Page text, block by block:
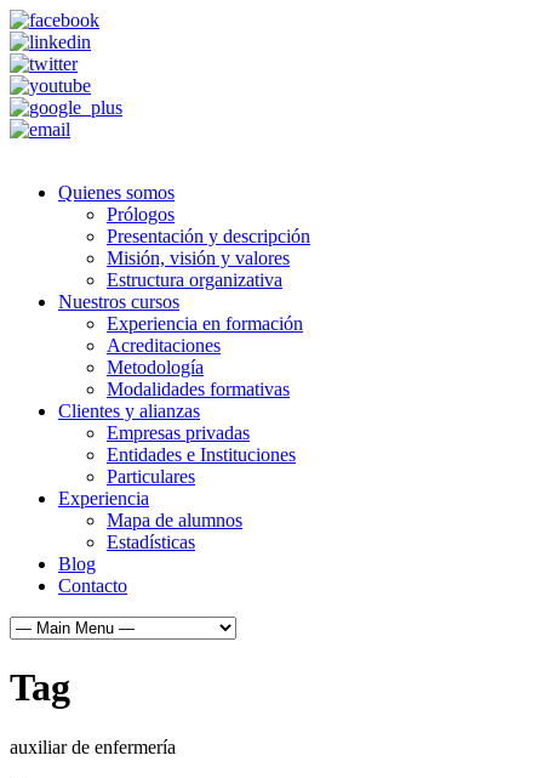
Quienes somos
Prólogos
Presentación y descripción
Misión, visión y valores
Estructura organizativa
Nuestros cursos
Experiencia en formación
Acreditaciones
Metodología
Modalidades formativas
Clientes y alianzas
Empresas privadas
Entidades e Instituciones
Particulares
Experiencia
Mapa de alumnos
Estadísticas
Blog
Contacto
Tag
auxiliar de enfermería